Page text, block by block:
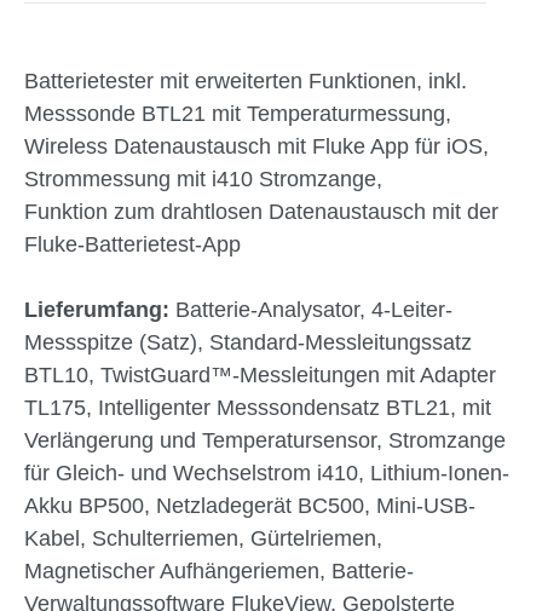
Batterietester mit erweiterten Funktionen, inkl.
Messsonde BTL21 mit Temperaturmessung,
Wireless Datenaustausch mit Fluke App für iOS,
Strommessung mit i410 Stromzange,
Funktion zum drahtlosen Datenaustausch mit der
Fluke-Batterietest-App
Lieferumfang: Batterie-Analysator, 4-Leiter-
Messspitze (Satz), Standard-Messleitungssatz
BTL10, TwistGuard™-Messleitungen mit Adapter
TL175, Intelligenter Messsondensatz BTL21, mit
Verlängerung und Temperatursensor, Stromzange
für Gleich- und Wechselstrom i410, Lithium-Ionen-
Akku BP500, Netzladegerät BC500, Mini-USB-
Kabel, Schulterriemen, Gürtelriemen,
Magnetischer Aufhängeriemen, Batterie-
Verwaltungssoftware FlukeView, Gepolsterte